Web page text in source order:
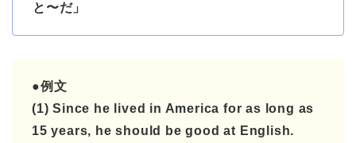
と〜だ」
●例文
(1) Since he lived in America for as long as
15 years, he should be good at English.